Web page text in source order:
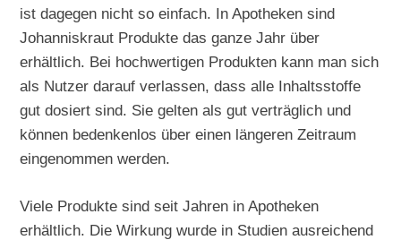
ist dagegen nicht so einfach. In Apotheken sind
Johanniskraut Produkte das ganze Jahr über
erhältlich. Bei hochwertigen Produkten kann man sich
als Nutzer darauf verlassen, dass alle Inhaltsstoffe
gut dosiert sind. Sie gelten als gut verträglich und
können bedenkenlos über einen längeren Zeitraum
eingenommen werden.
Viele Produkte sind seit Jahren in Apotheken
erhältlich. Die Wirkung wurde in Studien ausreichend